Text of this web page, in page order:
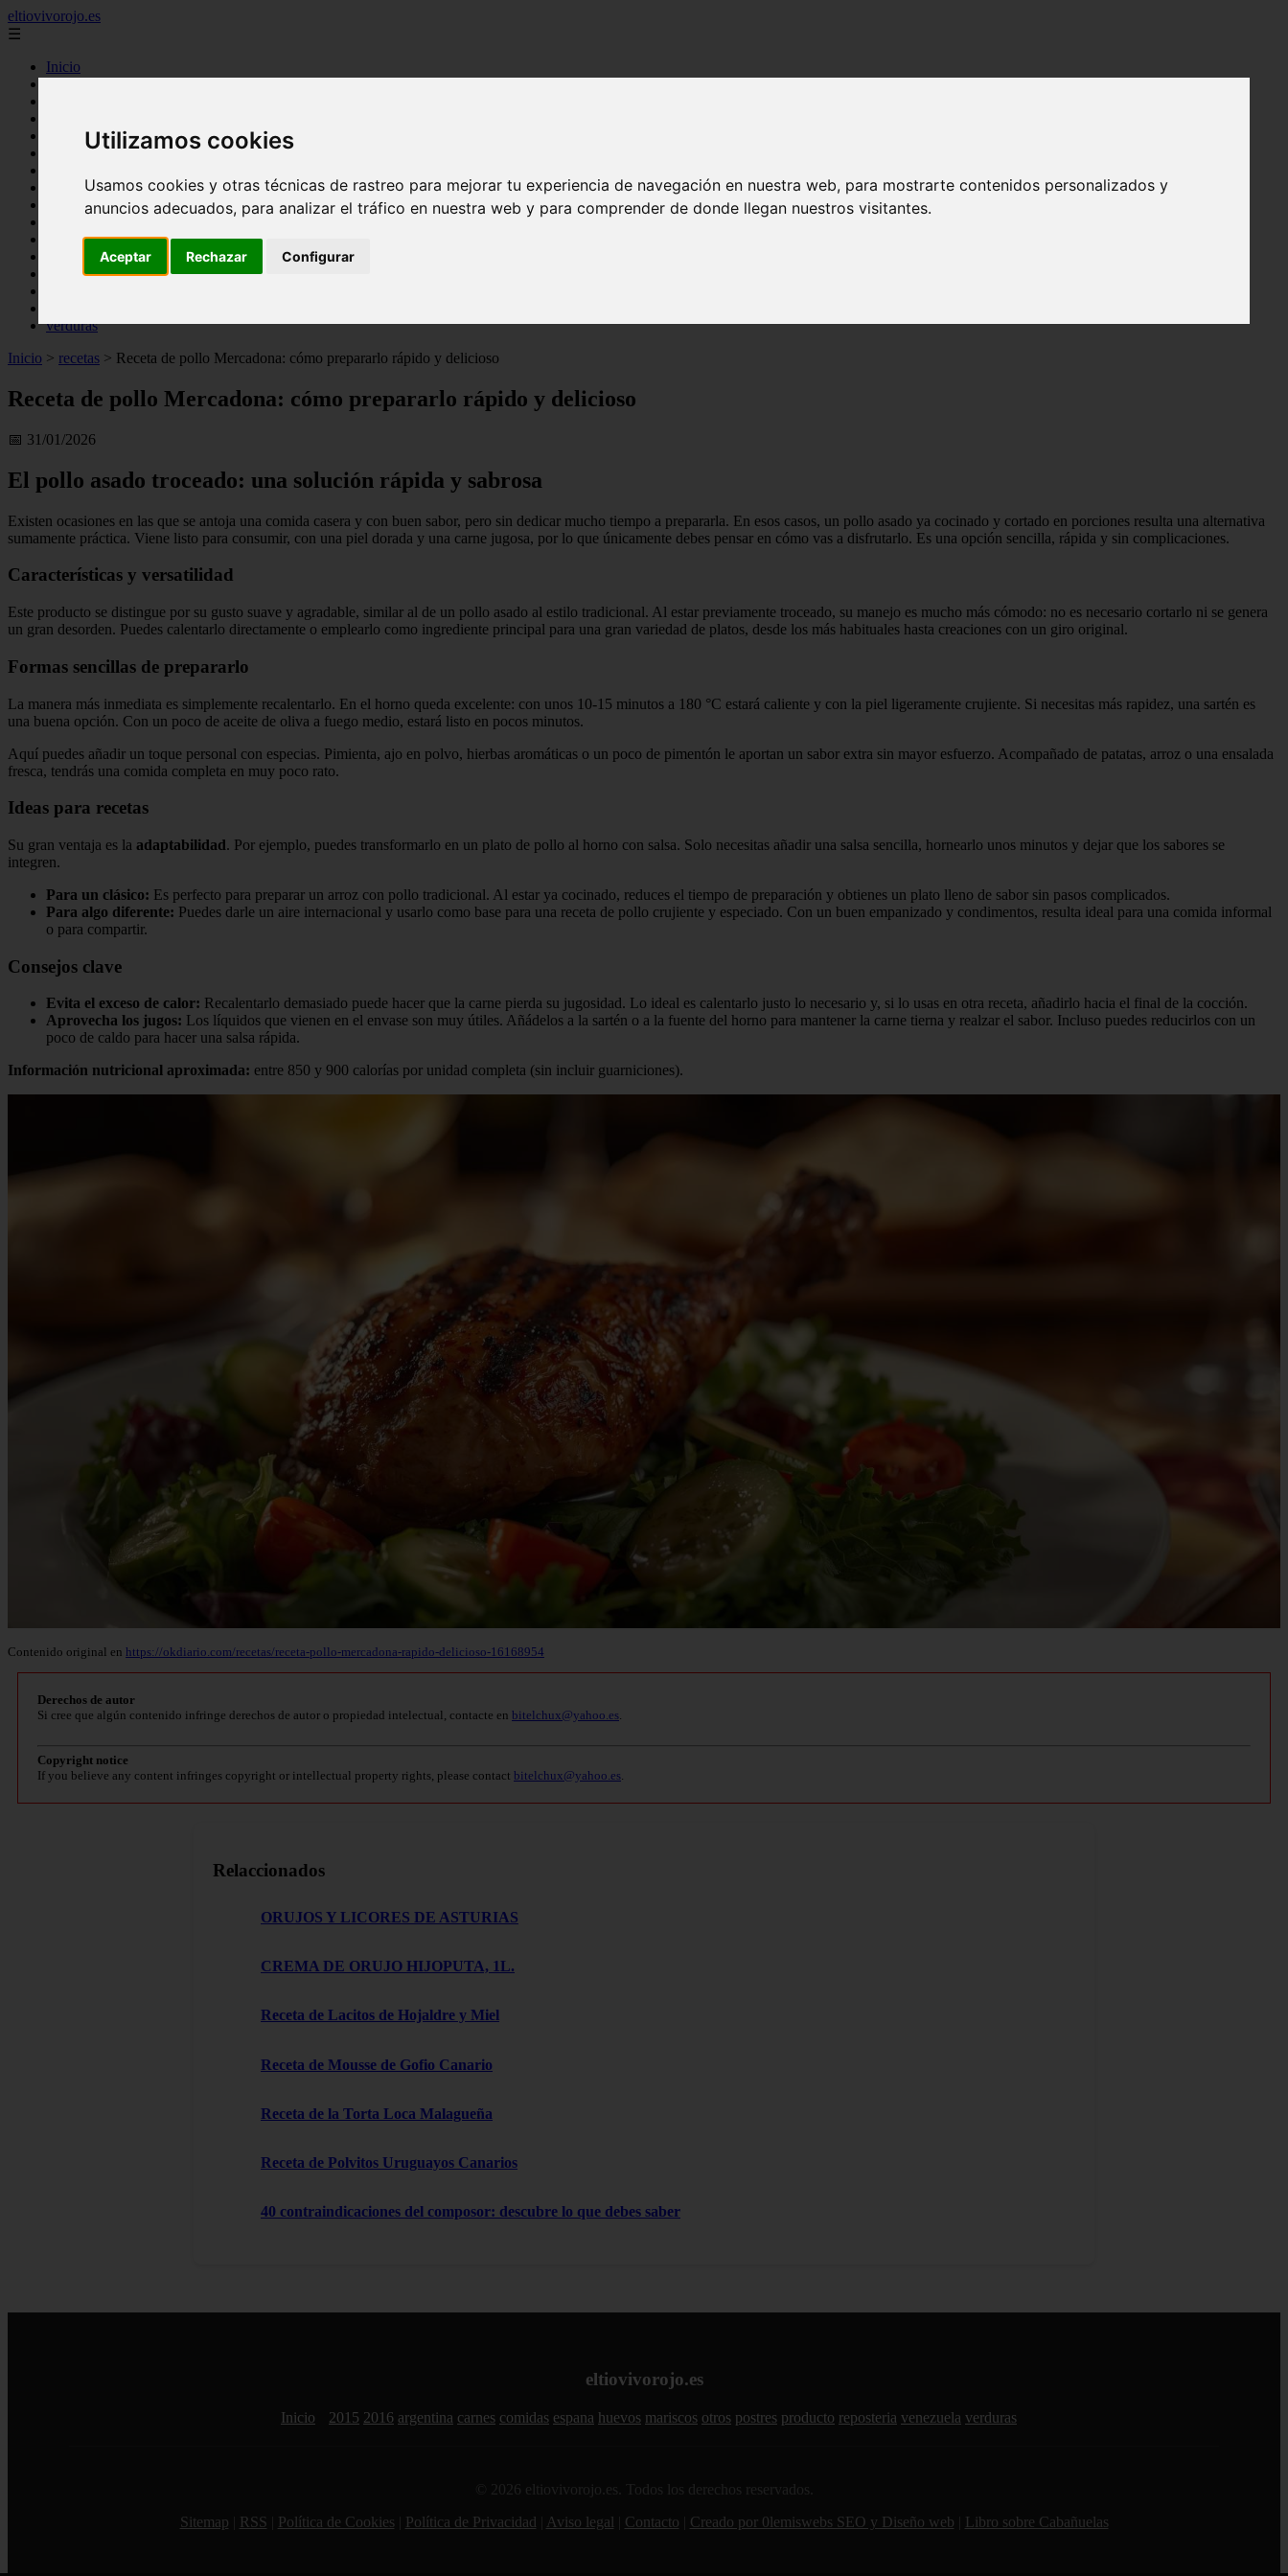
Utilizamos cookies
Usamos cookies y otras técnicas de rastreo para mejorar tu experiencia de navegación en nuestra web, para mostrarte contenidos personalizados y
anuncios adecuados, para analizar el tráfico en nuestra web y para comprender de donde llegan nuestros visitantes.
Aceptar Rechazar Configurar
eltiovivorojo.es
☰
Inicio
argentina
espana
huevos
producto
verduras
Inicio > recetas > Receta de pollo Mercadona: cómo prepararlo rápido y delicioso
Receta de pollo Mercadona: cómo prepararlo rápido y delicioso
📅 31/01/2026
El pollo asado troceado: una solución rápida y sabrosa
Existen ocasiones en las que se antoja una comida casera y con buen sabor, pero sin dedicar mucho tiempo a prepararla. En esos casos, un pollo asado ya cocinado y cortado en porciones resulta una alternativa
sumamente práctica. Viene listo para consumir, con una piel dorada y una carne jugosa, por lo que únicamente debes pensar en cómo vas a disfrutarlo. Es una opción sencilla, rápida y sin complicaciones.
Características y versatilidad
Este producto se distingue por su gusto suave y agradable, similar al de un pollo asado al estilo tradicional. Al estar previamente troceado, su manejo es mucho más cómodo: no es necesario cortarlo ni se genera
un gran desorden. Puedes calentarlo directamente o emplearlo como ingrediente principal para una gran variedad de platos, desde los más habituales hasta creaciones con un giro original.
Formas sencillas de prepararlo
La manera más inmediata es simplemente recalentarlo. En el horno queda excelente: con unos 10-15 minutos a 180 °C estará caliente y con la piel ligeramente crujiente. Si necesitas más rapidez, una sartén es
una buena opción. Con un poco de aceite de oliva a fuego medio, estará listo en pocos minutos.
Aquí puedes añadir un toque personal con especias. Pimienta, ajo en polvo, hierbas aromáticas o un poco de pimentón le aportan un sabor extra sin mayor esfuerzo. Acompañado de patatas, arroz o una ensalada
fresca, tendrás una comida completa en muy poco rato.
Ideas para recetas
Su gran ventaja es la adaptabilidad. Por ejemplo, puedes transformarlo en un plato de pollo al horno con salsa. Solo necesitas añadir una salsa sencilla, hornearlo unos minutos y dejar que los sabores se
integren.
Para un clásico: Es perfecto para preparar un arroz con pollo tradicional. Al estar ya cocinado, reduces el tiempo de preparación y obtienes un plato lleno de sabor sin pasos complicados.
Para algo diferente: Puedes darle un aire internacional y usarlo como base para una receta de pollo crujiente y especiado. Con un buen empanizado y condimentos, resulta ideal para una comida informal
o para compartir.
Consejos clave
Evita el exceso de calor: Recalentarlo demasiado puede hacer que la carne pierda su jugosidad. Lo ideal es calentarlo justo lo necesario y, si lo usas en otra receta, añadirlo hacia el final de la cocción.
Aprovecha los jugos: Los líquidos que vienen en el envase son muy útiles. Añádelos a la sartén o a la fuente del horno para mantener la carne tierna y realzar el sabor. Incluso puedes reducirlos con un
poco de caldo para hacer una salsa rápida.
Información nutricional aproximada: entre 850 y 900 calorías por unidad completa (sin incluir guarniciones).
Contenido original en https://okdiario.com/recetas/receta-pollo-mercadona-rapido-delicioso-16168954
Derechos de autor
Si cree que algún contenido infringe derechos de autor o propiedad intelectual, contacte en bitelchux@yahoo.es.
Copyright notice
If you believe any content infringes copyright or intellectual property rights, please contact bitelchux@yahoo.es.
Relaccionados
ORUJOS Y LICORES DE ASTURIAS
CREMA DE ORUJO HIJOPUTA, 1L.
Receta de Lacitos de Hojaldre y Miel
Receta de Mousse de Gofio Canario
Receta de la Torta Loca Malagueña
Receta de Polvitos Uruguayos Canarios
40 contraindicaciones del composor: descubre lo que debes saber
eltiovivorojo.es
Inicio 2015 2016 argentina carnes comidas espana huevos mariscos otros postres producto reposteria venezuela verduras
© 2026 eltiovivorojo.es. Todos los derechos reservados.
Sitemap
RSS Política de Cookies Política de Privacidad Aviso legal Contacto Creado por 0lemiswebs SEO y Diseño web Libro sobre Cabañuelas